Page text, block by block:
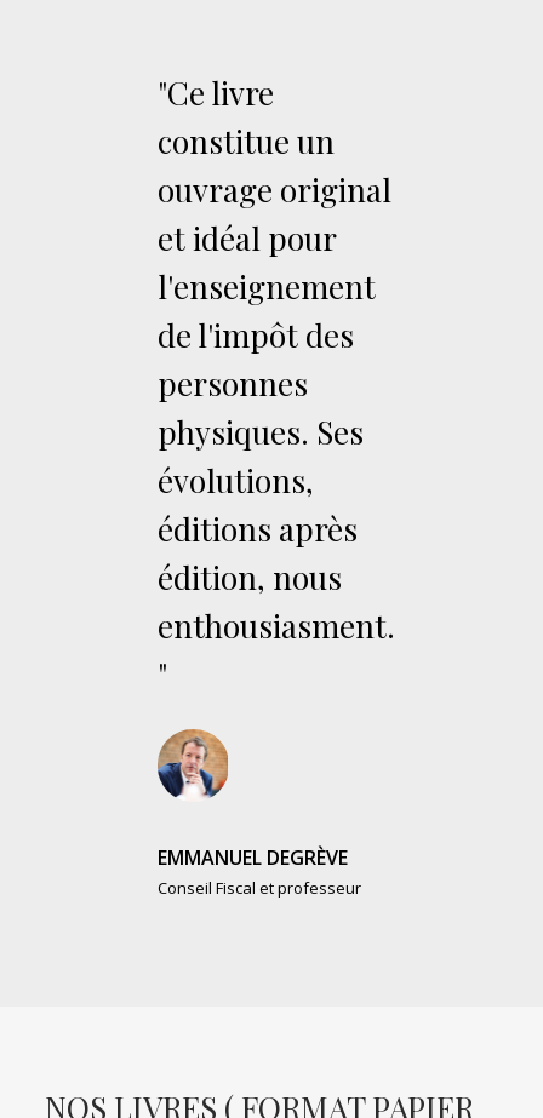
"Ce livre
constitue un
ouvrage original
et idéal pour
l'enseignement
de l'impôt des
personnes
physiques. Ses
évolutions,
éditions après
édition, nous
enthousiasment.
"
EMMANUEL DEGRÈVE
Conseil Fiscal et professeur
NOS LIVRES ( FORMAT PAPIER